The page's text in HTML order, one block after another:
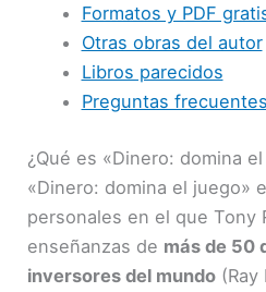
Formatos y PDF
Otras obras del autor
Libros parecidos
Preguntas frecuentes
¿Qué es «Dinero: domina
«Dinero: domina el juego»
personales en el que Tony
enseñanzas de más de 50
inversores del mundo